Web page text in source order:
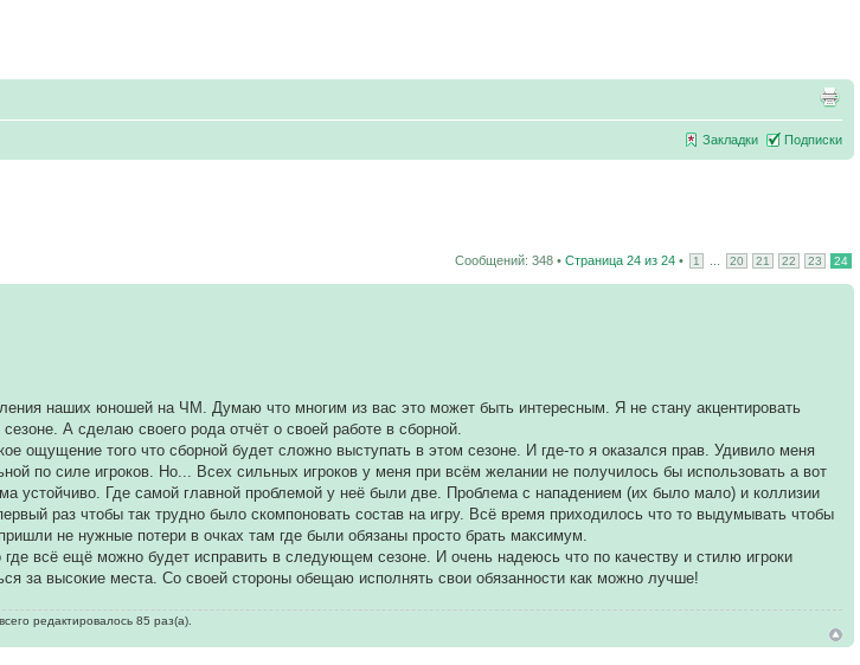
Закладки Подписки
Сообщений: 348 • Страница 24 из 24 • 1 20 21 22 23 24
наших юношей на ЧМ. Думаю что многим из вас это может быть интересным. Я не стану акцентировать
А сделаю своего рода отчёт о своей работе в сборной.
ощущение того что сборной будет сложно выступать в этом сезоне. И где-то я оказался прав. Удивило меня
по силе игроков. Но... Всех сильных игроков у меня при всём желании не получилось бы использовать а вот
устойчиво. Где самой главной проблемой у неё были две. Проблема с нападением (их было мало) и коллизии
раз чтобы так трудно было скомпоновать состав на игру. Всё время приходилось что то выдумывать чтобы
не нужные потери в очках там где были обязаны просто брать максимум.
всё ещё можно будет исправить в следующем сезоне. И очень надеюсь что по качеству и стилю игроки
за высокие места. Со своей стороны обещаю исполнять свои обязанности как можно лучше!
редактировалось 85 раз(а).